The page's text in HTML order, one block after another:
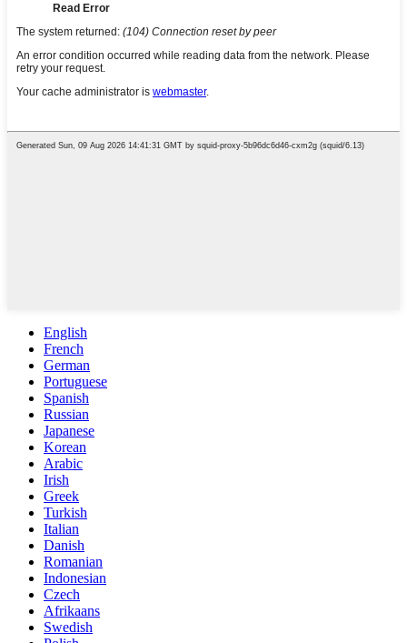
English
French
German
Portuguese
Spanish
Russian
Japanese
Korean
Arabic
Irish
Greek
Turkish
Italian
Danish
Romanian
Indonesian
Czech
Afrikaans
Swedish